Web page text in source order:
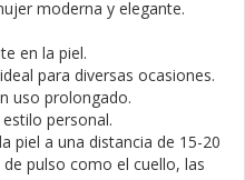
moderna y elegante.
en la piel.
para diversas ocasiones.
uso prolongado.
personal.
piel a una distancia de 15-20
pulso como el cuello, las